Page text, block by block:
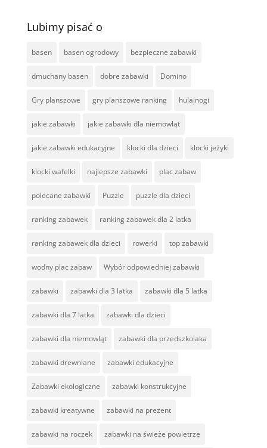
Lubimy pisać o
basen basen ogrodowy bezpieczne zabawki
dmuchany basen dobre zabawki Domino
Gry planszowe gry planszowe ranking hulajnogi
jakie zabawki jakie zabawki dla niemowląt
jakie zabawki edukacyjne klocki dla dzieci klocki jeżyki
klocki wafelki najlepsze zabawki plac zabaw
polecane zabawki Puzzle puzzle dla dzieci
ranking zabawek ranking zabawek dla 2 latka
ranking zabawek dla dzieci rowerki top zabawki
wodny plac zabaw Wybór odpowiedniej zabawki
zabawki zabawki dla 3 latka zabawki dla 5 latka
zabawki dla 7 latka zabawki dla dzieci
zabawki dla niemowląt zabawki dla przedszkolaka
zabawki drewniane zabawki edukacyjne
Zabawki ekologiczne zabawki konstrukcyjne
zabawki kreatywne zabawki na prezent
zabawki na roczek zabawki na świeże powietrze